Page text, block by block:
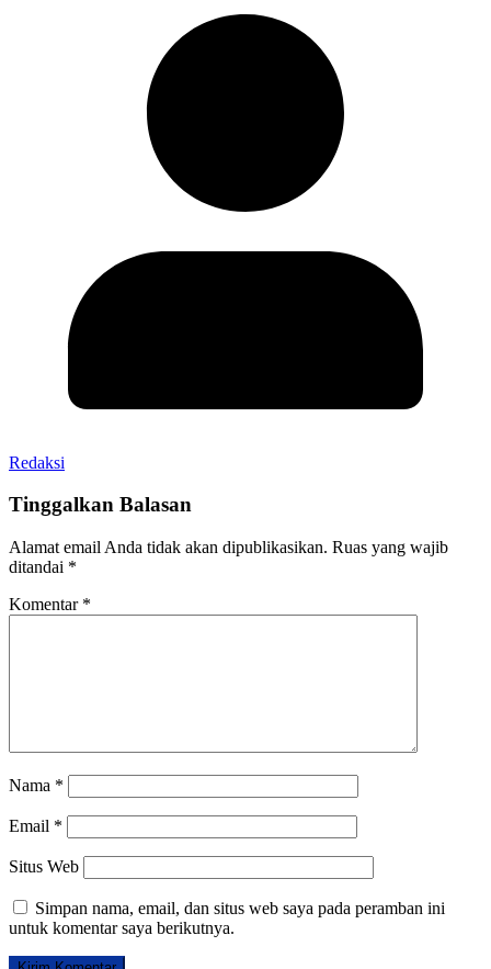
Redaksi
Tinggalkan Balasan
Alamat email Anda tidak akan dipublikasikan. Ruas yang wajib
ditandai *
Komentar *
Nama *
Email *
Situs Web
Simpan nama, email, dan situs web saya pada peramban ini
untuk komentar saya berikutnya.